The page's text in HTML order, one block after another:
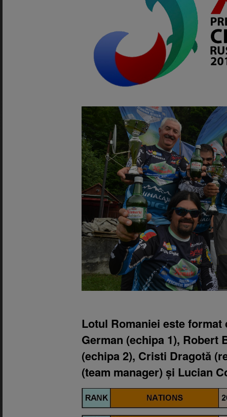
Lotul Romaniei este
German (echipa 1), Robert
(echipa 2), Cristi Dragotă
(team manager) și Lucian